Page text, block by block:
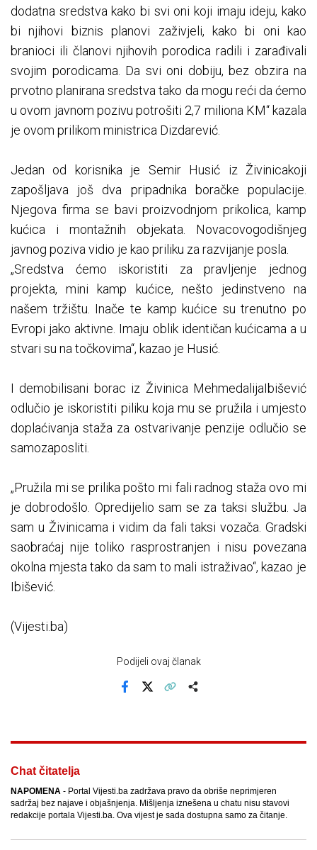
dodatna sredstva kako bi svi oni koji imaju ideju, kako
bi njihovi biznis planovi zaživjeli, kako bi oni kao
branioci ili članovi njihovih porodica radili i zarađivali
svojim porodicama. Da svi oni dobiju, bez obzira na
prvotno planirana sredstva tako da mogu reći da ćemo
u ovom javnom pozivu potrošiti 2,7 miliona KM“ kazala
je ovom prilikom ministrica Dizdarević.
Jedan od korisnika je Semir Husić iz Živinicakoji
zapošljava još dva pripadnika boračke populacije.
Njegova firma se bavi proizvodnjom prikolica, kamp
kućica i montažnih objekata. Novacovogodišnjeg
javnog poziva vidio je kao priliku za razvijanje posla.
„Sredstva ćemo iskoristiti za pravljenje jednog
projekta, mini kamp kućice, nešto jedinstveno na
našem tržištu. Inače te kamp kućice su trenutno po
Evropi jako aktivne. Imaju oblik identičan kućicama a u
stvari su na točkovima“, kazao je Husić.
I demobilisani borac iz Živinica MehmedalijaIbišević
odlučio je iskoristiti piliku koja mu se pružila i umjesto
doplaćivanja staža za ostvarivanje penzije odlučio se
samozaposliti.
„Pružila mi se prilika pošto mi fali radnog staža ovo mi
je dobrodošlo. Opredijelio sam se za taksi službu. Ja
sam u Živinicama i vidim da fali taksi vozača. Gradski
saobraćaj nije toliko rasprostranjen i nisu povezana
okolna mjesta tako da sam to mali istraživao“, kazao je
Ibišević.
(Vijesti.ba)
Podijeli ovaj članak
Chat čitatelja
NAPOMENA - Portal Vijesti.ba zadržava pravo da obriše neprimjeren
sadržaj bez najave i objašnjenja. Mišljenja iznešena u chatu nisu stavovi
redakcije portala Vijesti.ba. Ova vijest je sada dostupna samo za čitanje.